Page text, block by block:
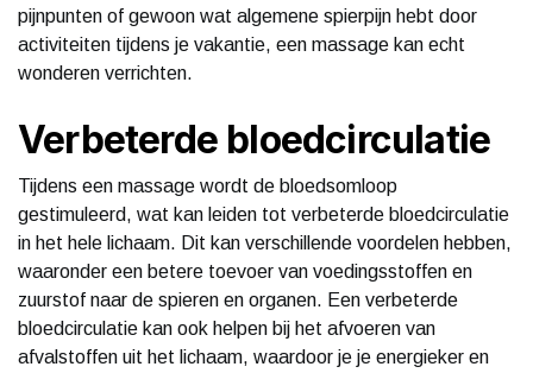
pijnpunten of gewoon wat algemene spierpijn hebt door
activiteiten tijdens je vakantie, een massage kan echt
wonderen verrichten.
Verbeterde bloedcirculatie
Tijdens een massage wordt de bloedsomloop
gestimuleerd, wat kan leiden tot verbeterde bloedcirculatie
in het hele lichaam. Dit kan verschillende voordelen hebben,
waaronder een betere toevoer van voedingsstoffen en
zuurstof naar de spieren en organen. Een verbeterde
bloedcirculatie kan ook helpen bij het afvoeren van
afvalstoffen uit het lichaam, waardoor je je energieker en